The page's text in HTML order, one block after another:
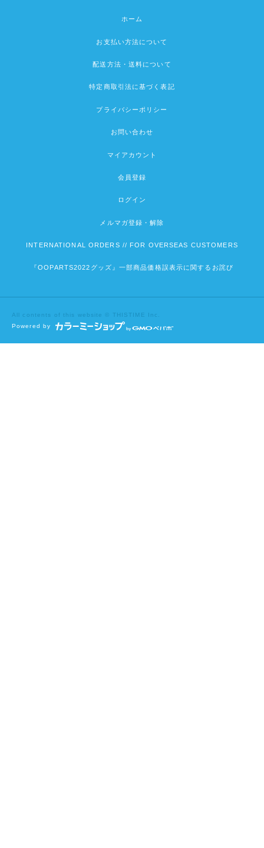
ホーム
お支払い方法について
配送方法・送料について
特定商取引法に基づく表記
プライバシーポリシー
お問い合わせ
マイアカウント
会員登録
ログイン
メルマガ登録・解除
INTERNATIONAL ORDERS // FOR OVERSEAS CUSTOMERS
『OOPARTS2022グッズ』一部商品価格誤表示に関するお詫び
All contents of this website © THISTIME Inc.
Powered by